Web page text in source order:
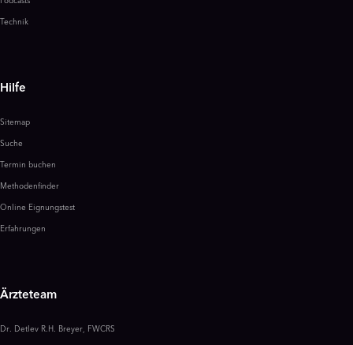
Technik
Hilfe
Sitemap
Suche
Termin buchen
Methodenfinder
Online Eignungstest
Erfahrungen
Ärzteteam
Dr. Detlev R.H. Breyer, FWCRS